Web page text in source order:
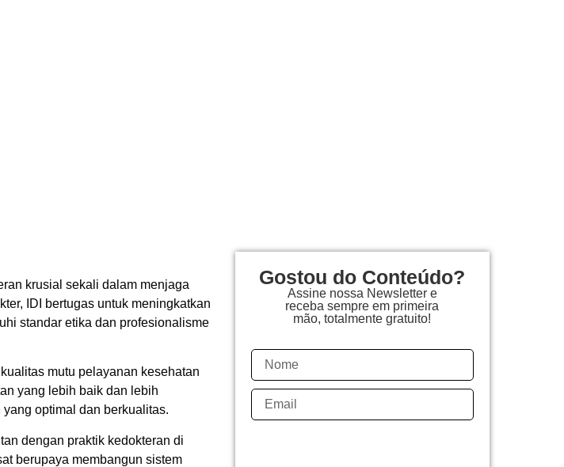
krusial sekali dalam menjaga
IDI bertugas untuk meningkatkan
standar etika dan profesionalisme
mutu pelayanan kesehatan
yang lebih baik dan lebih
optimal dan berkualitas.
dengan praktik kedokteran di
berupaya membangun sistem
Gostou do Conteúdo?
Assine nossa Newsletter e
receba sempre em primeira
mão, totalmente gratuito!